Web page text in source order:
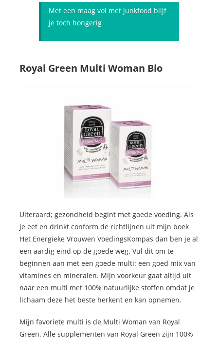
Met een maag vol met junkfood blijf
je toch hongerig
Royal Green Multi Woman Bio
Uiteraard; gezondheid begint met goede voeding. Als
je eet en drinkt conform de richtlijnen uit mijn boek
Het Energieke Vrouwen VoedingsKompas dan ben je al
een aardig eind op de goede weg. Vul dit om te
beginnen aan met een goede multi: een goed mix van
vitamines en mineralen. Mijn voorkeur gaat altijd uit
naar een multi met 100% natuurlijke stoffen omdat je
lichaam deze het beste herkent en kan opnemen.
Mijn favoriete multi is de Multi Woman van Royal
Green. Alle supplementen van Royal Green zijn 100%